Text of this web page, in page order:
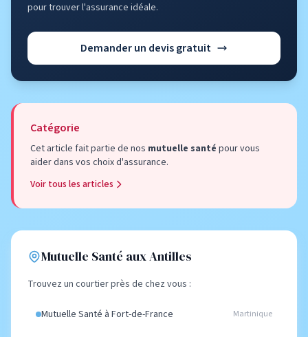
pour trouver l'assurance idéale.
Demander un devis gratuit
Catégorie
Cet article fait partie de nos mutuelle santé pour vous
aider dans vos choix d'assurance.
Voir tous les articles
Mutuelle Santé aux Antilles
Trouvez un courtier près de chez vous :
Mutuelle Santé à Fort-de-France Martinique